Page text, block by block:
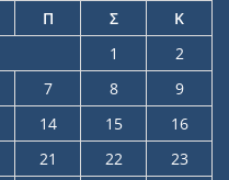
Π Σ
Κ
1
2
7 8
9
14 15
16
21 22
23